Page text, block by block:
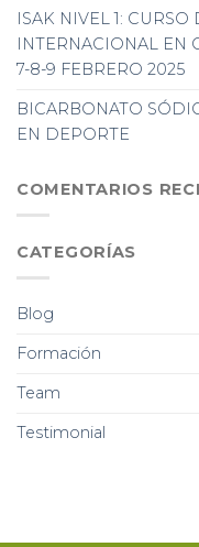
ISAK NIVEL 1:
INTERNACIONAL EN
7-8-9 FEBRERO 2025
BICARBONATO
EN DEPORTE
COMENTARIOS
CATEGORÍAS
Blog
Formación
Team
Testimonial